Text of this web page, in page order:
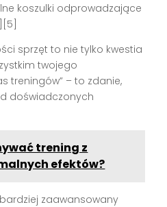
koszulki odprowadzające
sprzęt to nie tylko kwestia
twojego
treningów” – to zdanie,
doświadczonych
trening z
efektów?
zaawansowany